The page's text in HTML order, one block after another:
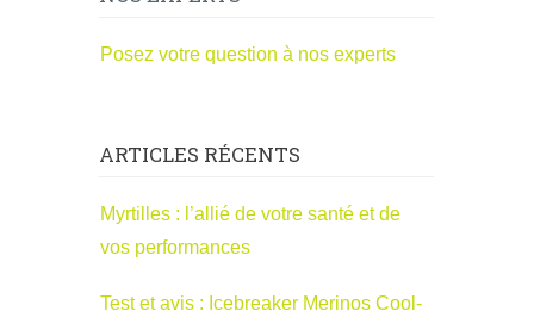
Posez votre question à nos experts
ARTICLES RÉCENTS
Myrtilles : l’allié de votre santé et de
vos performances
Test et avis : Icebreaker Merinos Cool-